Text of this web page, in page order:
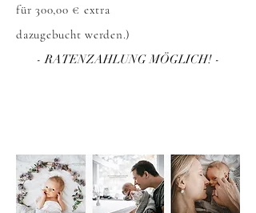
für 300,00 € extra
dazugebucht werden.)
- RATENZAHLUNG MÖGLICH! -